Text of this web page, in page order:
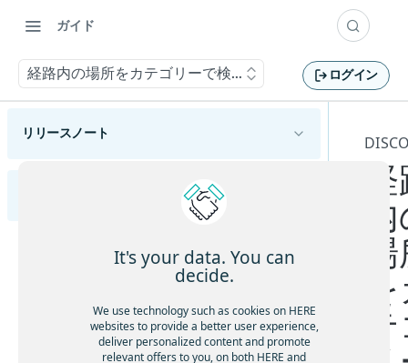
ガイド
経路内の場所をカテゴリーで検索する ログイン
リリースノート
機能と動作の変更
既知の問題
解決済みの問題
HERE Geocoding and Search API v7開発者ガイド
HERE Geocoding and Search API v7の利用開始
ストの作成
資格情報を取得する
HERE Geocoding and Search API v7エンドポイント
Geocode
It's your data. You can
decide.
We use technology such as cookies on HERE
websites to provide a better user experience,
deliver personalized content and promote
relevant offers to you, on both HERE and